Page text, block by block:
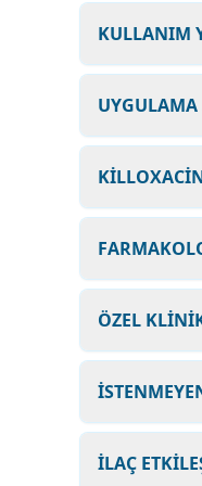
KULLANIM
UYGULAMA
ÖZEL
İLAÇ